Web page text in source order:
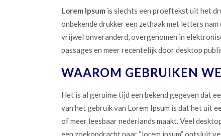
Lorem Ipsum is slechts een proeftekst uit het
onbekende drukker een zethaak met letters
vrijwel onveranderd, overgenomen in
passages en meer recentelijk door desktop
WAAROM GEBRUIKEN
Het is al geruime tijd een bekend gegeven dat
van het gebruik van Lorem Ipsum is dat het uit
of meer leesbaar nederlands maakt. Veel
een zoekopdracht naar “lorem ipsum” ontsluit